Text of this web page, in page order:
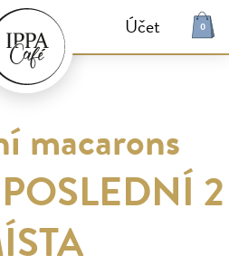
Antidepresiva / Vanilla
Káva
Fresh
Macaron
Účet 0
macarons
2